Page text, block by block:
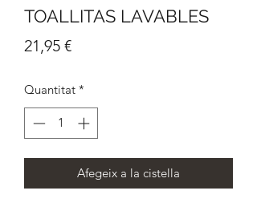
TOALLITAS LAVABLES
21,95 €Price
Quantitat *
Afegeix a la cistella